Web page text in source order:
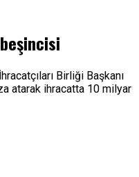
Birliği Başkanı
atarak ihracatta 10 milyar